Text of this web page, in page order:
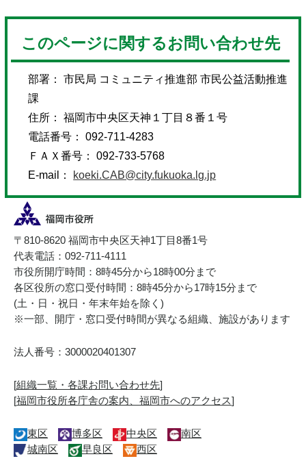
このページに関するお問い合わせ先
部署： 市民局 コミュニティ推進部 市民公益活動推進
課
住所： 福岡市中央区天神１丁目８番１号
電話番号： 092-711-4283
ＦＡＸ番号： 092-733-5768
E-mail：
koeki.CAB@city.fukuoka.lg.jp
〒810-8620 福岡市中央区天神1丁目8番1号
代表電話：092-711-4111
市役所開庁時間：8時45分から18時00分まで
各区役所の窓口受付時間：8時45分から17時15分まで
(土・日・祝日・年末年始を除く)
※一部、開庁・窓口受付時間が異なる組織、施設があります
法人番号：3000020401307
[組織一覧・各課お問い合わせ先]
[福岡市役所各庁舎の案内、福岡市へのアクセス]
東区 博多区 中央区
南区
城南区
早良区 西区